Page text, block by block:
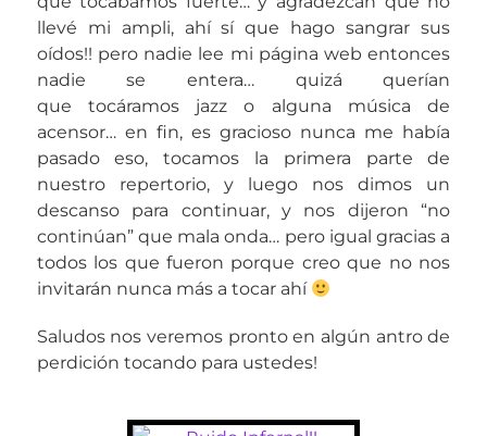
llevé mi ampli, ahí sí que hago sangrar sus
oídos!! pero nadie lee mi página web entonces
nadie se entera… quizá querían
que tocáramos jazz o alguna música de
acensor… en fin, es gracioso nunca me había
pasado eso, tocamos la primera parte de
nuestro repertorio, y luego nos dimos un
descanso para continuar, y nos dijeron “no
continúan” que mala onda… pero igual gracias a
todos los que fueron porque creo que no nos
invitarán nunca más a tocar ahí
Saludos nos veremos pronto en algún antro de
perdición tocando para ustedes!